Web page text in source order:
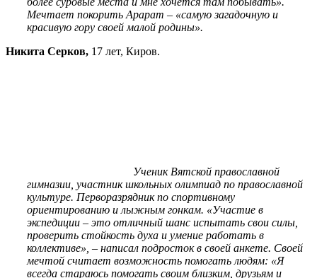
Мечтает покорить Арарат – «самую загадочную и
красивую гору своей малой родины».
Никита Серков, 17 лет, Киров.
Ученик Вятской православной
гимназии, участник школьных олимпиад по православной
культуре. Перворазрядник по спортивному
ориентированию и лыжным гонкам. «Участие в
экспедиции – это отличный шанс испытать свои силы,
проверить стойкость духа и умение работать в
коллективе», – написал подросток в своей анкете. Своей
мечтой считает возможность помогать людям: «Я
всегда стараюсь помогать своим близким, друзьям и